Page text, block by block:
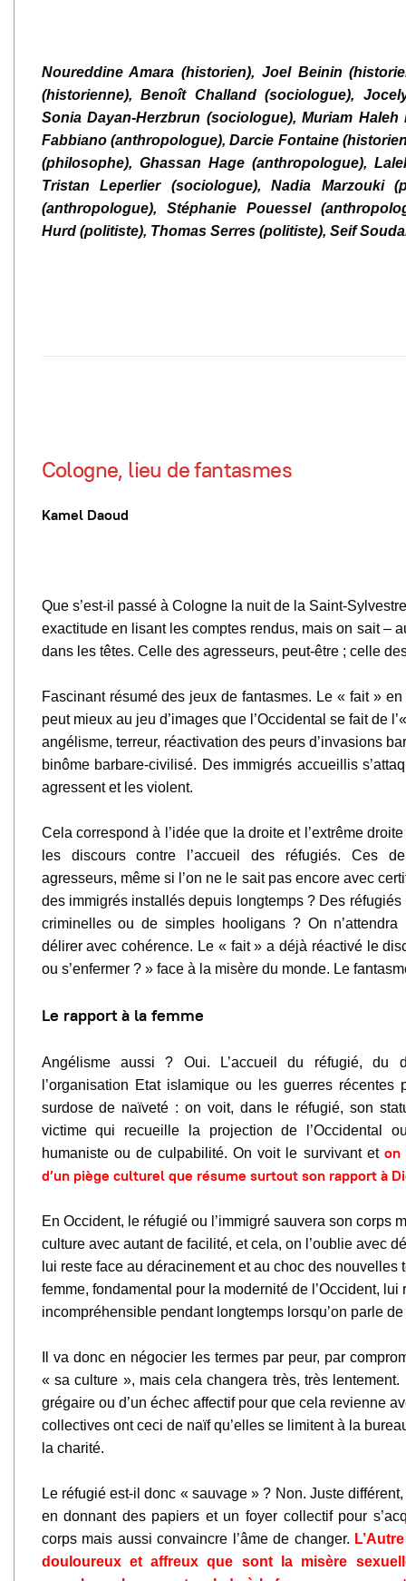
Noureddine Amara (historien), Joel Beinin
(historienne), Benoît Challand (sociologue),
Sonia Dayan-Herzbrun (sociologue), Muriam
Fabbiano (anthropologue), Darcie Fontaine
(philosophe), Ghassan Hage (anthropologue),
Tristan Leperlier (sociologue), Nadia Marzouki
(anthropologue), Stéphanie Pouessel
Hurd (politiste), Thomas Serres (politiste), Seif
Cologne, lieu de fantasmes
Kamel Daoud
Que s’est-il passé à Cologne la nuit de la Saint-
exactitude en lisant les comptes rendus, mais on sait –
dans les têtes. Celle des agresseurs, peut-être ; celle
Fascinant résumé des jeux de fantasmes. Le « fait »
peut mieux au jeu d’images que l’Occidental se fait de
angélisme, terreur, réactivation des peurs d’invasions
binôme barbare-civilisé. Des immigrés accueillis
agressent et les violent.
Cela correspond à l’idée que la droite et l’extrême
les discours contre l’accueil des réfugiés. Ces
agresseurs, même si l’on ne le sait pas encore avec
des immigrés installés depuis longtemps ? Des
criminelles ou de simples hooligans ? On
délirer avec cohérence. Le « fait » a déjà réactivé le
ou s’enfermer ? » face à la misère du monde. Le
Le rapport à la femme
Angélisme aussi ? Oui. L’accueil du réfugié, du
l’organisation Etat islamique ou les guerres
surdose de naïveté : on voit, dans le réfugié, son
victime qui recueille la projection de l’Occidental
humaniste ou de culpabilité. On voit le survivant et on
d’un piège culturel que résume surtout son rapport à
En Occident, le réfugié ou l’immigré sauvera son corps
culture avec autant de facilité, et cela, on l’oublie avec
lui reste face au déracinement et au choc des nouvelles
femme, fondamental pour la modernité de l’Occident, lui
incompréhensible pendant longtemps lorsqu’on parle de
Il va donc en négocier les termes par peur, par
« sa culture », mais cela changera très, très
grégaire ou d’un échec affectif pour que cela revienne
collectives ont ceci de naïf qu’elles se limitent à la
la charité.
Le réfugié est-il donc « sauvage » ? Non. Juste
en donnant des papiers et un foyer collectif pour
corps mais aussi convaincre l’âme de changer.
douloureux et affreux que sont la misère